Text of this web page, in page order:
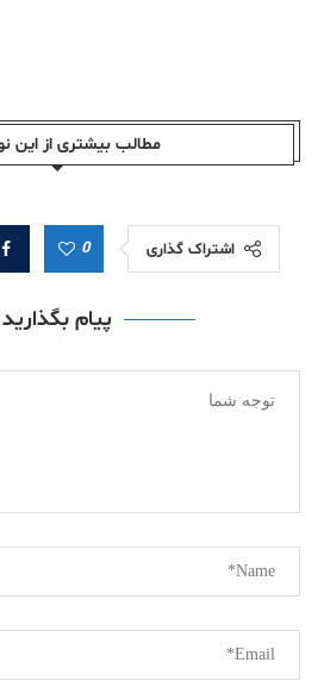
مطالب بیشتری از این
اشتراک گذاری 0
پیام بگذارید